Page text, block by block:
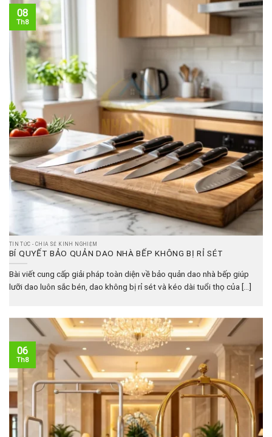
TIN TỨC - CHIA SẺ KINH NGHIỆM
BÍ QUYẾT BẢO QUẢN DAO NHÀ BẾP KHÔNG BỊ RỈ SÉT
Bài viết cung cấp giải pháp toàn diện về bảo quản dao nhà bếp giúp
lưỡi dao luôn sắc bén, dao không bị rỉ sét và kéo dài tuổi thọ của [...]
08
Th8
06
Th8